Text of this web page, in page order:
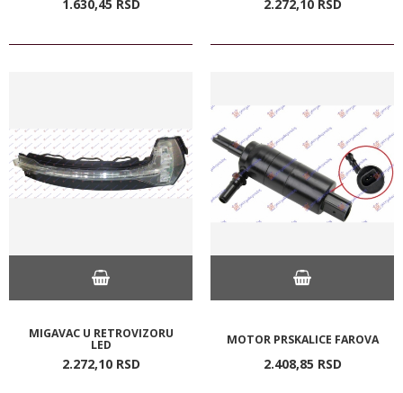
1.630,45 RSD 2.272,10 RSD
MIGAVAC U RETROVIZORU
LED
2.272,10 RSD
MOTOR PRSKALICE FAROVA
2.408,85 RSD